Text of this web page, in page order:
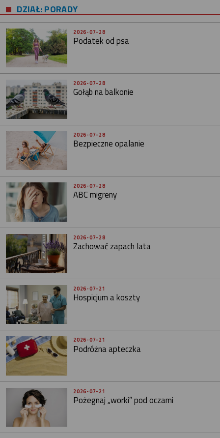
DZIAŁ: PORADY
2026-07-28
Podatek od psa
2026-07-28
Gołąb na balkonie
2026-07-28
Bezpieczne opalanie
2026-07-28
ABC migreny
2026-07-28
Zachować zapach lata
2026-07-21
Hospicjum a koszty
2026-07-21
Podróżna apteczka
2026-07-21
Pożegnaj „worki” pod oczami